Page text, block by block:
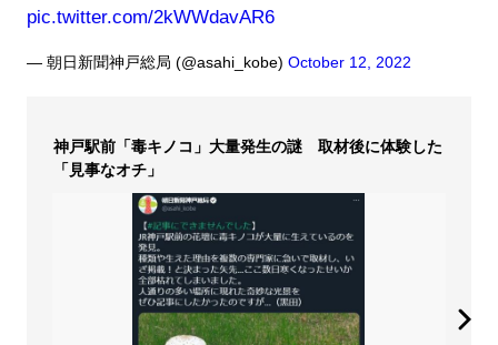
pic.twitter.com/2kWWdavAR6
— 朝日新聞神戸総局 (@asahi_kobe) October 12, 2022
神戸駅前「毒キノコ」大量発生の謎 取材後に体験した
「見事なオチ」